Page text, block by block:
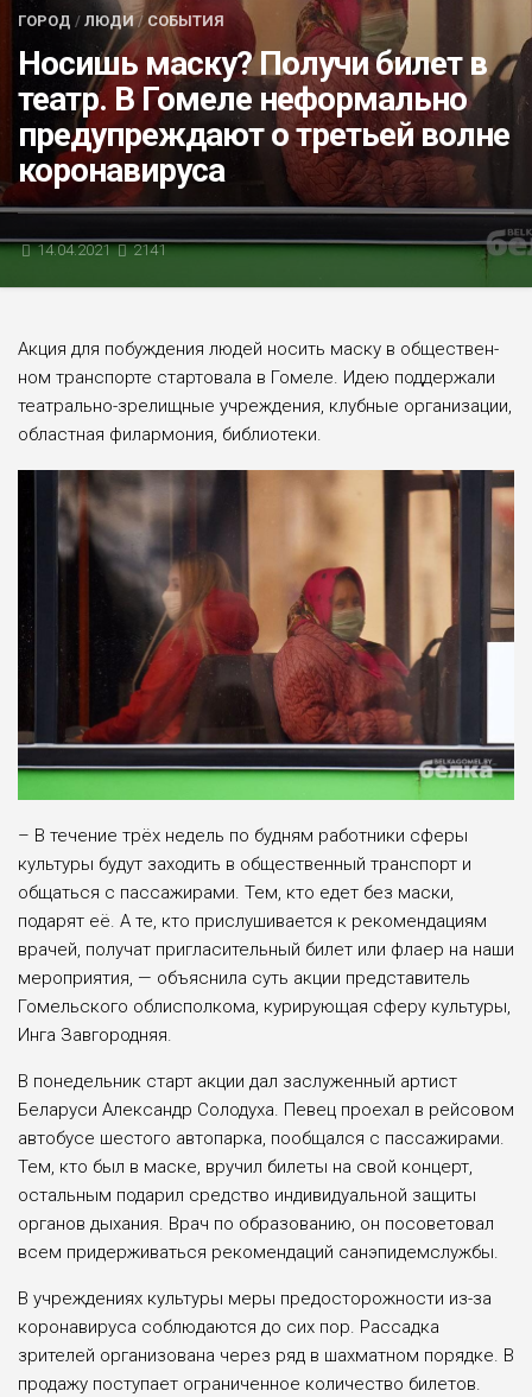
БЛИЦ-ОПРОС
АФИША
ГОРОД / ЛЮДИ/СОБЫТИЯ
Носишь маску? Получи билет в
театр. В Гомеле неформально
предупреждают о третьей волне
коронавируса
14.04.2021 2141
Акция для побуж­дения людей носить маску в обществен­
ном транспорте стартовала в Гомеле. Идею поддержали
театрально-зрелищные учреждения, клубные организации,
област­ная филармония, библиотеки.
– В течение трёх недель по будням ра­ботники сферы
культу­ры будут заходить в об­щественный транспорт и
общаться с пасса­жирами. Тем, кто едет без маски,
подарят её. А те, кто прислушивается к рекомендациям
врачей, полу­чат пригла­сительный билет или флаер на наши
меро­приятия, — объяснила суть акции представитель
Гомельского облисполкома, курирующая сферу культуры,
Инга Завгородняя.
В понедельник старт акции дал заслуженный ар­тист
Беларуси Алек­сандр Солодуха. Певец проехал в рейсовом
автобусе шестого автопарка, пообщался с пассажирами.
Тем, кто был в маске, вру­чил билеты на свой концерт,
остальным подарил средство ин­дивидуальной защи­ты
органов дыхания. Врач по образованию, он посоветовал
всем придерживаться реко­мендаций санэпидем­службы.
В учреждениях культуры меры предосторожности из-за
коронавируса соблюдаются до сих пор. Рассадка
зрителей организована через ряд в шахматном порядке. В
продажу поступает ограниченное количество билетов.